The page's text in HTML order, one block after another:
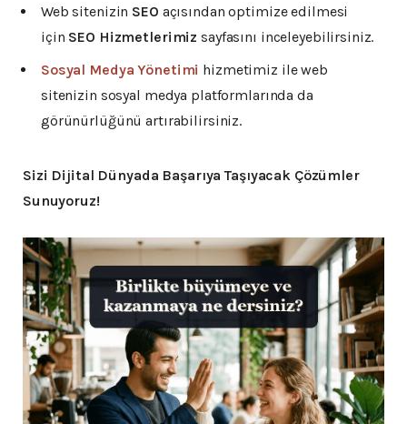
Web sitenizin SEO açısından optimize edilmesi
için SEO Hizmetlerimiz sayfasını inceleyebilirsiniz.
Sosyal Medya Yönetimi hizmetimiz ile web
sitenizin sosyal medya platformlarında da
görünürlüğünü artırabilirsiniz.
Sizi Dijital Dünyada Başarıya Taşıyacak Çözümler
Sunuyoruz!